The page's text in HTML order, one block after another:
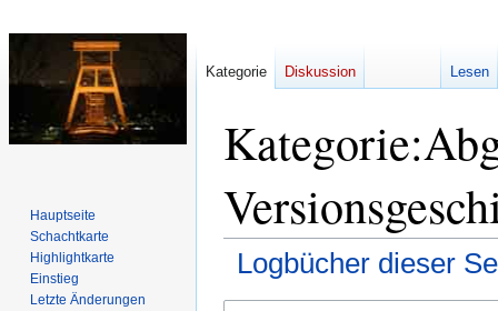
Logbücher dieser
Kategorie Diskussion Lesen
Hauptseite
Schachtkarte
Highlightkarte
Einstieg
Letzte Änderungen